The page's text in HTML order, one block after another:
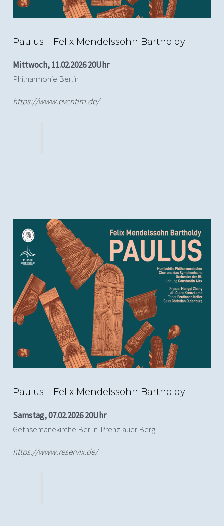
Paulus – Felix Mendelssohn Bartholdy
Mittwoch, 11.02.2026 20Uhr
Philharmonie Berlin
https://www.eventim.de/
Paulus – Felix Mendelssohn Bartholdy
Samstag, 07.02.2026 20Uhr
Gethsemanekirche Berlin-Prenzlauer Berg
https://www.reservix.de/